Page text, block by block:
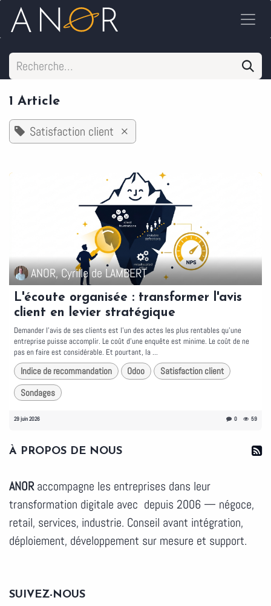
Se rendre au contenu
1 Article
Satisfaction client ×
ANOR, Cyrille de LAMBERT
L'écoute organisée : transformer l'avis
client en levier stratégique
Demander l'avis de ses clients est l'un des actes les plus rentables qu'une
entreprise puisse accomplir. Le coût d'une enquête est minime. Le coût de ne
pas en faire est considérable. Et pourtant, la ...
Indice de recommandation Odoo
Satisfaction client
Sondages
29 juin 2026 0 59
À PROPOS DE NOUS
ANORaccompagne les entreprises dans leur
transformation digitale avec depuis 2006 — négoce,
retail, services, industrie. Conseil avant intégration,
déploiement, développement sur mesure et support.
SUIVEZ-NOUS